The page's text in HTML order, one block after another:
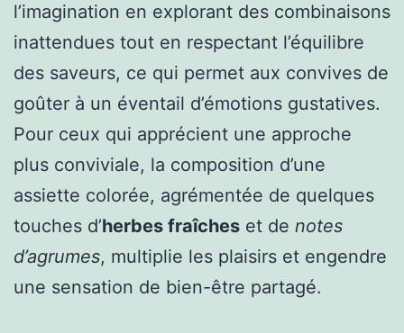
l’imagination en explorant des combinaisons
inattendues tout en respectant l’équilibre
des saveurs, ce qui permet aux convives de
goûter à un éventail d’émotions gustatives.
Pour ceux qui apprécient une approche
plus conviviale, la composition d’une
assiette colorée, agrémentée de quelques
touches d’herbes fraîches et de notes
d’agrumes, multiplie les plaisirs et engendre
une sensation de bien-être partagé.